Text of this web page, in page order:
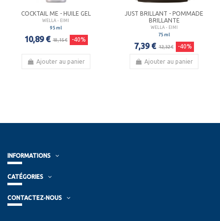
COCKTAIL ME - HUILE GEL
WELLA - EIMI
95 ml
10,89 € 18,15 € -40%
Ajouter au panier
JUST BRILLANT - POMMADE
BRILLANTE
WELLA - EIMI
75 ml
7,39 € 12,32 € -40%
Ajouter au panier
INFORMATIONS
CATÉGORIES
CONTACTEZ-NOUS